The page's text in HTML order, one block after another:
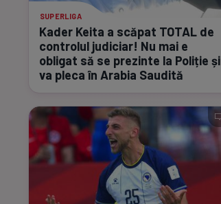
SUPERLIGA
Kader Keita a scăpat TOTAL de
controlul judiciar! Nu mai e
obligat să se prezinte la Poliție și
va pleca în Arabia Saudită